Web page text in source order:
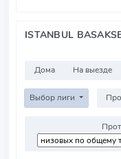
ISTANBUL
Дома На выезде
Выбор лиги